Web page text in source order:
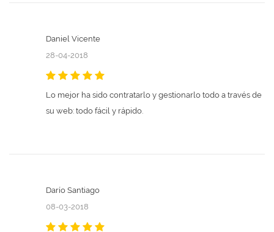
Daniel Vicente
28-04-2018
Lo mejor ha sido contratarlo y gestionarlo todo a través de
su web: todo fácil y rápido.
Darío Santiago
08-03-2018